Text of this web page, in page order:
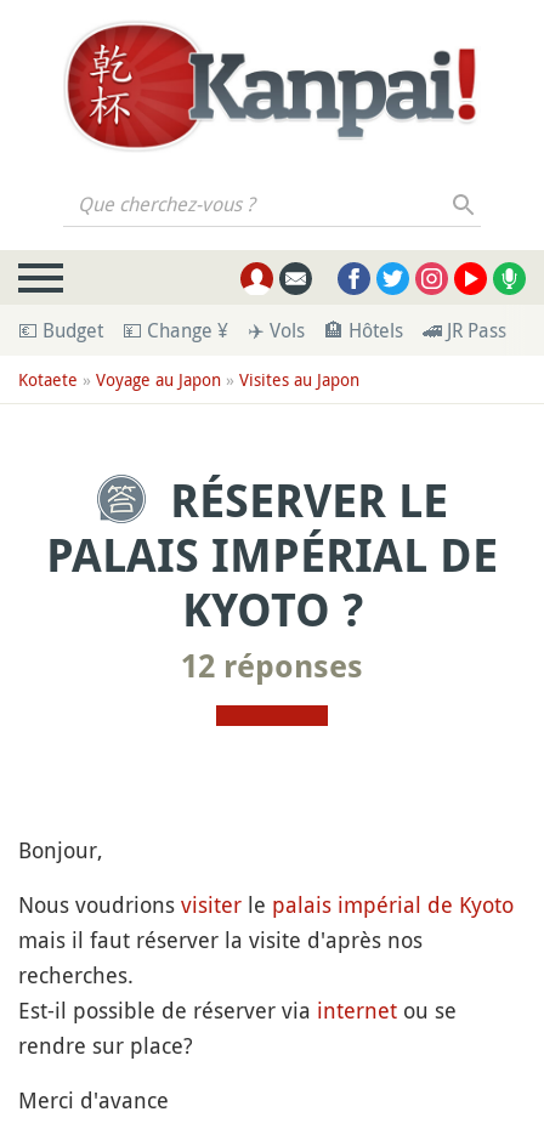
Que cherchez-vous ?
💶 Budget 💴 Change ¥ ✈️ Vols 🏨 Hôtels 🚄 JR Pass
Kotaete » Voyage au Japon » Visites au Japon
RÉSERVER LE
PALAIS IMPÉRIAL DE
KYOTO ?
12 réponses
Bonjour,
Nous voudrions visiter le palais impérial de Kyoto
mais il faut réserver la visite d'après nos
recherches.
Est-il possible de réserver via internet ou se
rendre sur place?
Merci d'avance